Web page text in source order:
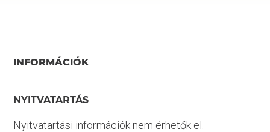
INFORMÁCIÓK
NYITVATARTÁS
Nyitvatartási információk nem érhetők el.